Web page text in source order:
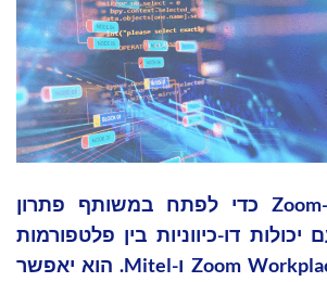
Mitel בוחרת ב-Zoom כדי לפתח במשותף פתרון
יכולות דו-כיווניות בין פלטפורמות
התקשורת של Zoom Workplace ו-Mitel. הוא יאפשר